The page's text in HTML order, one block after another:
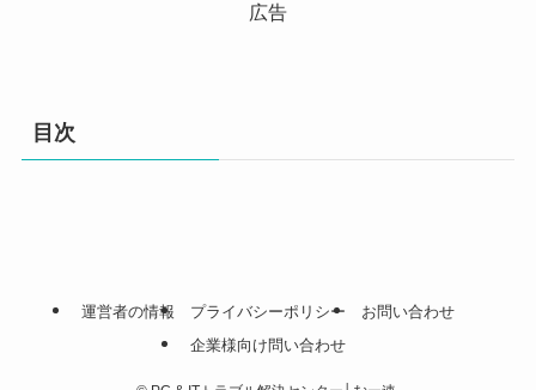
広告
目次
運営者の情報 プライバシーポリシー
お問い合わせ
企業様向け問い合わせ